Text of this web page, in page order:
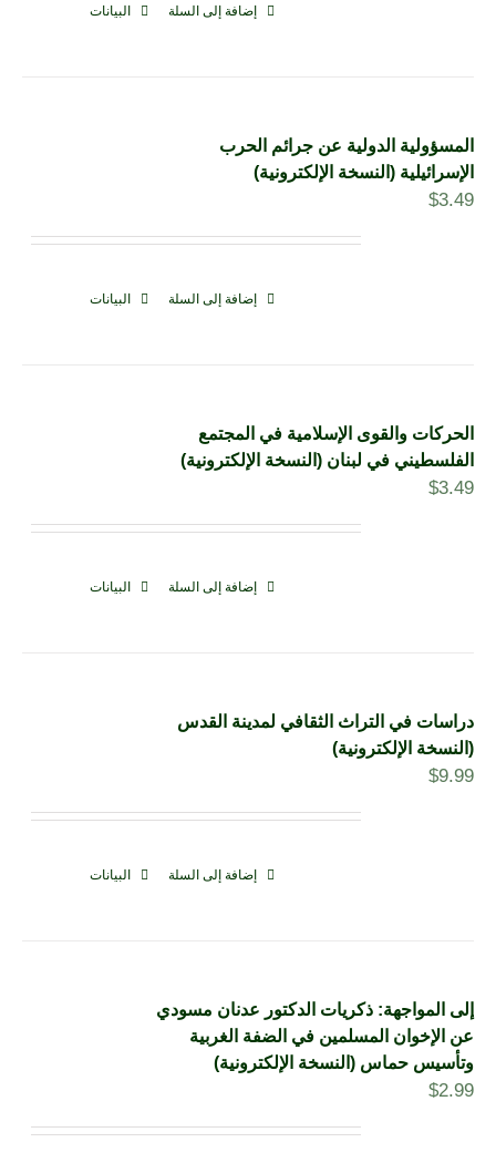
إضافة إلى السلة البيانات
المسؤولية الدولية عن جرائم الحرب
الإسرائيلية (النسخة الإلكترونية)
$3.49
إضافة إلى السلة البيانات
الحركات والقوى الإسلامية في المجتمع
الفلسطيني في لبنان (النسخة الإلكترونية)
$3.49
إضافة إلى السلة البيانات
دراسات في التراث الثقافي لمدينة القدس
(النسخة الإلكترونية)
$9.99
إضافة إلى السلة البيانات
إلى المواجهة: ذكريات الدكتور عدنان مسودي
عن الإخوان المسلمين في الضفة الغربية
وتأسيس حماس (النسخة الإلكترونية)
$2.99